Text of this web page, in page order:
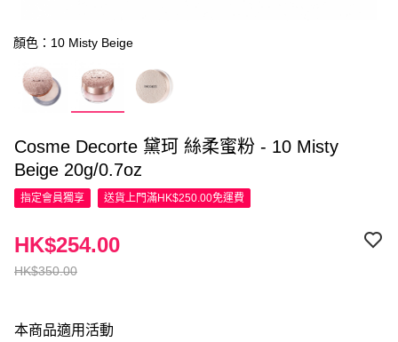
顏色：10 Misty Beige
Cosme Decorte 黛珂 絲柔蜜粉 - 10 Misty
Beige 20g/0.7oz
指定會員獨享 送貨上門滿HK$250.00免運費
HK$350.00
HK$254.00
本商品適用活動